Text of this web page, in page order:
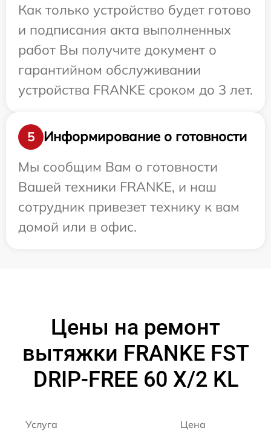
Как только устройство будет готово
и подписания акта выполненных
работ Вы получите документ о
гарантийном обслуживании
устройства FRANKE сроком до 3 лет.
5
Информирование о готовности
Мы сообщим Вам о готовности
Вашей техники FRANKE, и наш
сотрудник привезет технику к вам
домой или в офис.
Цены на ремонт
вытяжки FRANKE FST
DRIP-FREE 60 X/2 KL
Услуга Цена